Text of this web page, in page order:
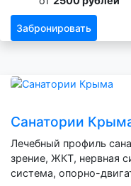
Забронировать
Санатории
Лечебный профиль
зрение, ЖКТ, нервная
система, опорно-